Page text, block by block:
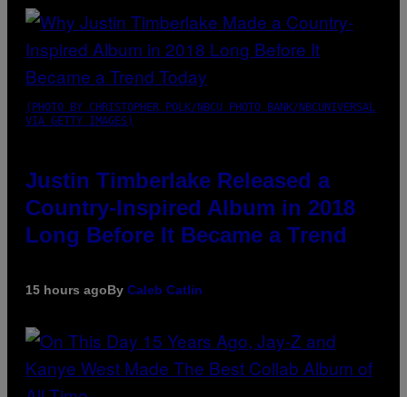
(PHOTO BY CHRISTOPHER POLK/NBCU PHOTO BANK/NBCUNIVERSAL
VIA GETTY IMAGES)
Justin Timberlake Released a
Country-Inspired Album in 2018
Long Before It Became a Trend
15 hours agoBy Caleb Catlin